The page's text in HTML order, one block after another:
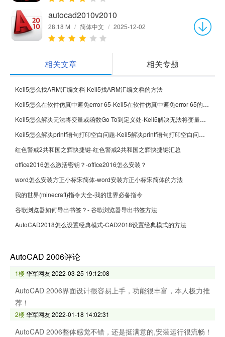
autocad2010v2010
28.18 M / 简体中文 / 2025-12-02
相关文章 相关专题
Keil5怎么找ARM汇编文档-Keil5找ARM汇编文档的方法
Keil5怎么在软件仿真中避免error 65-Keil5在软件仿真中避免error 65的方法
Keil5怎么解决无法将变量或函数Go To到定义处-Keil5解决无法将变量或函数Go To到定义处的方法
Keil5怎么解决printf语句打印空白问题-Keil5解决printf语句打印空白问题的方法
红色警戒2共和国之辉快捷键-红色警戒2共和国之辉快捷键汇总
office2016怎么激活密钥？-office2016怎么安装？
word怎么安装方正小标宋简体-word安装方正小标宋简体的方法
我的世界(minecraft)指令大全-我的世界必备指令
谷歌浏览器如何导出书签？- 谷歌浏览器导出书签方法
AutoCAD2018怎么设置经典模式-CAD2018设置经典模式的方法
AutoCAD 2006评论
1楼华军网友2022-03-25 19:12:08
AutoCAD 2006界面设计很容易上手，功能很丰富，本人极力推
荐！
2楼华军网友2022-01-18 14:02:31
AutoCAD 2006整体感觉不错，还是挺满意的,安装运行很流畅！